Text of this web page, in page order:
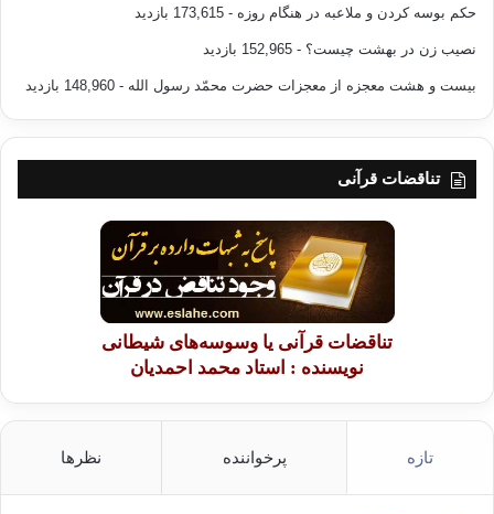
حکم بوسه کردن و ملاعبه در هنگام روزه - 173,615 بازدید
نصیب زن در بهشت چیست؟ - 152,965 بازدید
بیست و هشت معجزه از معجزات حضرت محمّد رسول الله - 148,960 بازدید
تناقضات قرآنی
تناقضات قرآنی یا وسوسه‌های شیطانی
نویسنده : استاد محمد احمدیان
تازه پرخواننده نظرها